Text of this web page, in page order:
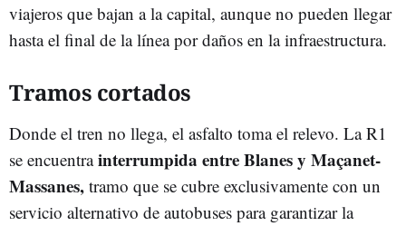
viajeros que bajan a la capital, aunque no pueden llegar
hasta el final de la línea por daños en la infraestructura.
Tramos cortados
Donde el tren no llega, el asfalto toma el relevo. La R1
se encuentrainterrumpida entre Blanes y Maçanet-
Massanes, tramo que se cubre exclusivamente con un
servicio alternativo de autobuses para garantizar la